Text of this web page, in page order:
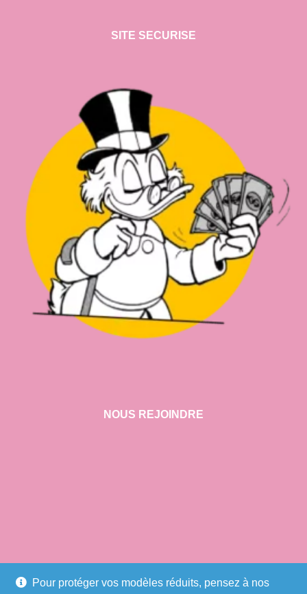
Pour protéger vos modèles réduits, pensez à nos
SITE SECURISE
NOUS REJOINDRE